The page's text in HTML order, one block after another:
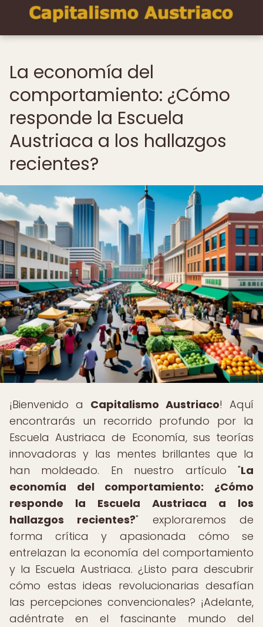
La economía del
comportamiento: ¿Cómo
responde la Escuela
Austriaca a los hallazgos
recientes?
¡Bienvenido a Capitalismo Austriaco! Aquí
encontrarás un recorrido profundo por la
Escuela Austriaca de Economía, sus teorías
innovadoras y las mentes brillantes que la
han moldeado. En nuestro artículo "La
economía del comportamiento: ¿Cómo
responde la Escuela Austriaca a los
hallazgos recientes?" exploraremos de
forma crítica y apasionada cómo se
entrelazan la economía del comportamiento
y la Escuela Austriaca. ¿Listo para descubrir
cómo estas ideas revolucionarias desafían
las percepciones convencionales? ¡Adelante,
adéntrate en el fascinante mundo del